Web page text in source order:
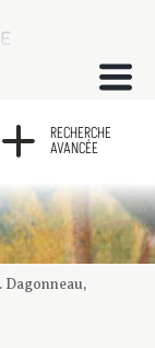
Marie
RECHERCHE
AVANCÉE
Dagonneau,